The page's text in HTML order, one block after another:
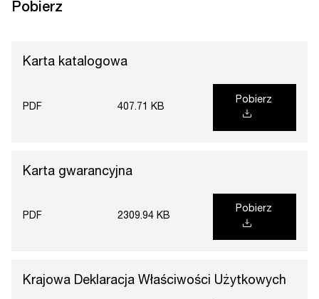
Pobierz
Karta katalogowa
PDF 407.71 KB
Pobierz
Karta gwarancyjna
PDF 2309.94 KB
Pobierz
Krajowa Deklaracja Właściwości Użytkowych